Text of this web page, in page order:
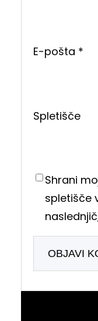
E-pošta *
Spletišče
Shrani
spletišče